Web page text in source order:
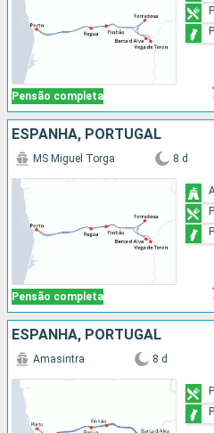
Pensão completa
ESPANHA, PORTUGAL
Pensão completa
MS Miguel Torga 8 d
ESPANHA, PORTUGAL
Amasintra 8 d